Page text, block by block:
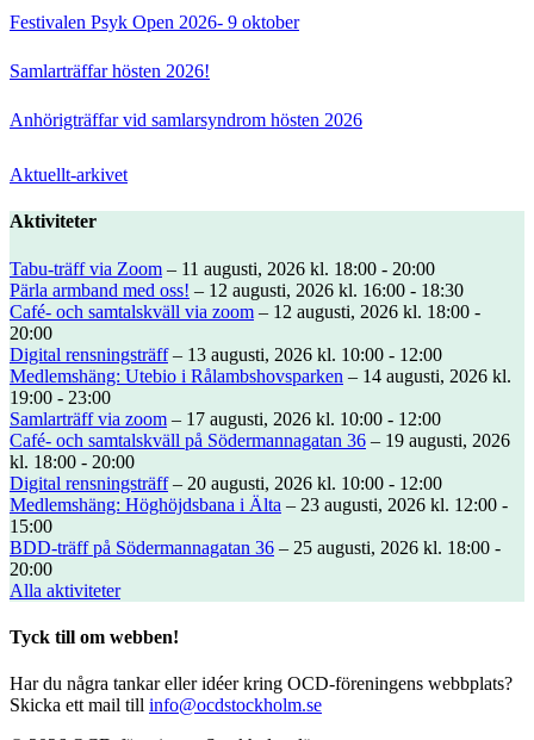
Festivalen Psyk Open 2026- 9 oktober
Samlarträffar hösten 2026!
Anhörigträffar vid samlarsyndrom hösten 2026
Aktuellt-arkivet
Aktiviteter
Tabu-träff via Zoom – 11 augusti, 2026 kl. 18:00 - 20:00
Pärla armband med oss! – 12 augusti, 2026 kl. 16:00 - 18:30
Café- och samtalskväll via zoom – 12 augusti, 2026 kl. 18:00 -
20:00
Digital rensningsträff– 13 augusti, 2026 kl. 10:00 - 12:00
Medlemshäng: Utebio i Rålambshovsparken – 14 augusti, 2026 kl.
19:00 - 23:00
Samlarträff via zoom – 17 augusti, 2026 kl. 10:00 - 12:00
Café- och samtalskväll på Södermannagatan 36 – 19 augusti, 2026
kl. 18:00 - 20:00
Digital rensningsträff– 20 augusti, 2026 kl. 10:00 - 12:00
Medlemshäng: Höghöjdsbana i Älta – 23 augusti, 2026 kl. 12:00 -
15:00
BDD-träff på Södermannagatan 36 – 25 augusti, 2026 kl. 18:00 -
20:00
Alla aktiviteter
Tyck till om webben!
Har du några tankar eller idéer kring OCD-föreningens webbplats?
Skicka ett mail till info@ocdstockholm.se